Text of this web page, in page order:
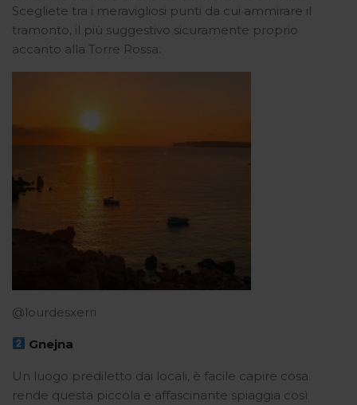
Scegliete tra i meravigliosi punti da cui ammirare il
tramonto, il più suggestivo sicuramente proprio
accanto alla Torre Rossa.
@lourdesxerri
Gnejna
Un luogo prediletto dai locali, è facile capire cosa
rende questa piccola e affascinante spiaggia così